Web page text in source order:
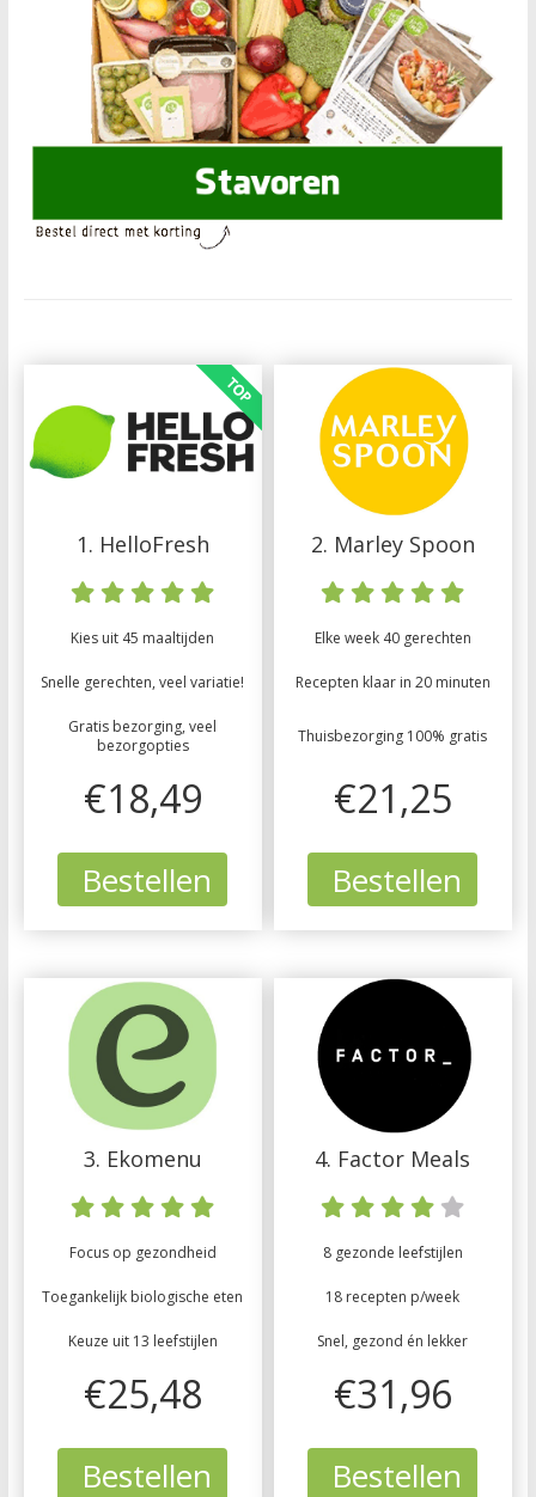
1. HelloFresh
Kies uit 45 maaltijden
Snelle gerechten, veel variatie!
Gratis bezorging, veel
bezorgopties
€18,49
Bestellen
2. Marley Spoon
Elke week 40 gerechten
Recepten klaar in 20 minuten
Thuisbezorging 100% gratis
€21,25
Bestellen
3. Ekomenu
Focus op gezondheid
Toegankelijk biologische eten
Keuze uit 13 leefstijlen
€25,48
Bestellen
4. Factor Meals
8 gezonde leefstijlen
18 recepten p/week
Snel, gezond én lekker
€31,96
Bestellen